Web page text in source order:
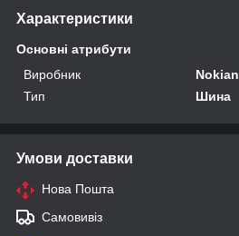
Характеристики
Основні атрибути
Виробник
Nokian
Тип
Шина
Умови доставки
Нова Пошта
Самовивіз